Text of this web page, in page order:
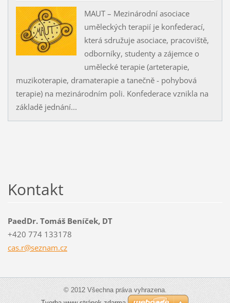
MAUT – Mezinárodní asociace
uměleckých terapií je konfederací,
která sdružuje asociace, pracoviště,
odborníky, studenty a zájemce o
umělecké terapie (arteterapie,
muzikoterapie, dramaterapie a tanečně - pohybová
terapie) na mezinárodním poli. Konfederace vznikla na
základě jednání...
Kontakt
PaedDr. Tomáš Beníček, DT
+420 774 133178
cas.r@seznam.cz
© 2012 Všechna práva vyhrazena.